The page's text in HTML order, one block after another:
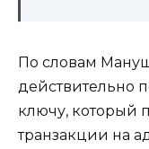
По словам
действительно
ключу, который
транзакции на